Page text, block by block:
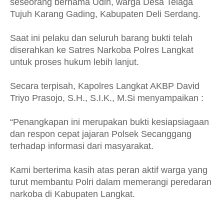
seseorang bernama Udin, warga Desa Telaga
Tujuh Karang Gading, Kabupaten Deli Serdang.
Saat ini pelaku dan seluruh barang bukti telah
diserahkan ke Satres Narkoba Polres Langkat
untuk proses hukum lebih lanjut.
Secara terpisah, Kapolres Langkat AKBP David
Triyo Prasojo, S.H., S.I.K., M.Si menyampaikan :
“Penangkapan ini merupakan bukti kesiapsiagaan
dan respon cepat jajaran Polsek Secanggang
terhadap informasi dari masyarakat.
Kami berterima kasih atas peran aktif warga yang
turut membantu Polri dalam memerangi peredaran
narkoba di Kabupaten Langkat.